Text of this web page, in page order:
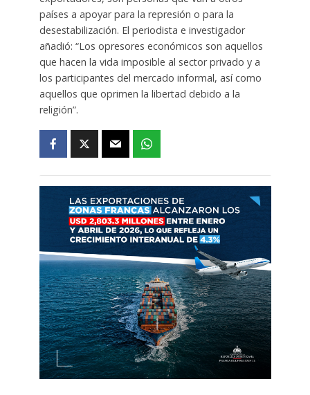
países a apoyar para la represión o para la
desestabilización. El periodista e investigador
añadió: “Los opresores económicos son aquellos
que hacen la vida imposible al sector privado y a
los participantes del mercado informal, así como
aquellos que oprimen la libertad debido a la
religión”.